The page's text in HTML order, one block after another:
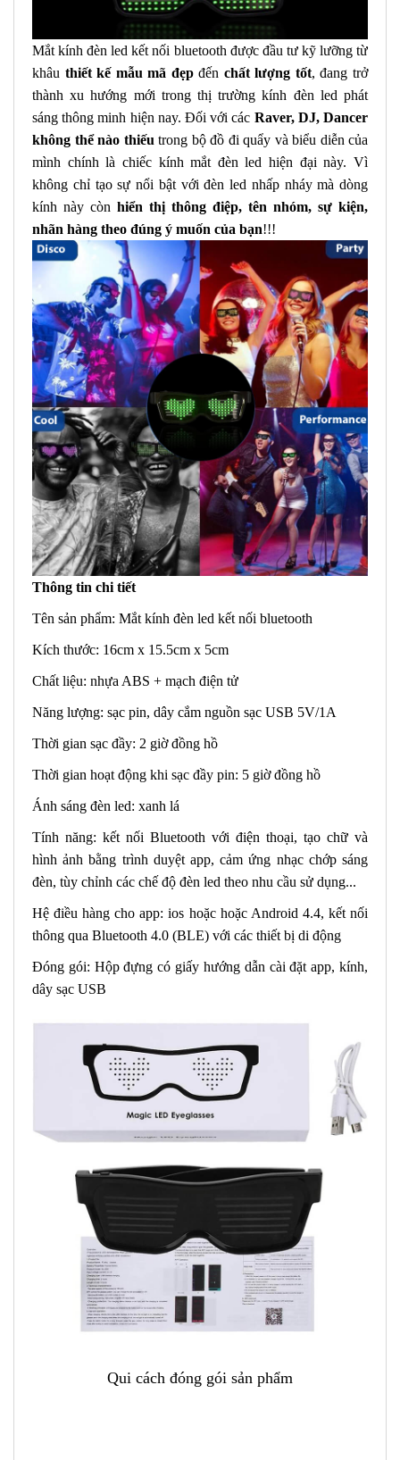
Mắt kính đèn led kết nối bluetooth được đầu tư kỹ lưỡng từ
khâu thiết kế mẫu mã đẹpđến chất lượng tốt, đang trở
thành xu hướng mới trong thị trườngkính đèn led phát
sáng thông minh hiện nay. Đối với các Raver, DJ, Dancer
không thể nào thiếu trong bộ đồ đi quẩy và biểu diễn của
mình chính là chiếc kính mắt đèn led hiện đại này. Vì
không chỉ tạo sự nổi bật với đèn led nhấp nháy mà dòng
kính này còn hiển thị thông điệp, tên nhóm, sự kiện,
nhãn hàng theo đúng ý muốn của bạn!!!
Thông tin chi tiết
Tên sản phẩm: Mắt kính đèn led kết nối bluetooth
Kích thước: 16cm x 15.5cm x 5cm
Chất liệu: nhựa ABS + mạch điện tử
Năng lượng: sạc pin, dây cắm nguồn sạc USB 5V/1A
Thời gian sạc đầy: 2 giờ đồng hồ
Thời gian hoạt động khi sạc đầy pin: 5 giờ đồng hồ
Ánh sáng đèn led: xanh lá
Tính năng: kết nối Bluetooth với điện thoại, tạo chữ và
hình ảnh bằng trình duyệt app, cảm ứng nhạc chớp sáng
đèn, tùy chỉnh các chế độ đèn led theo nhu cầu sử dụng...
Hệ điều hàng cho app: ios hoặc hoặc Android 4.4, kết nối
thông qua Bluetooth 4.0 (BLE) với các thiết bị di động
Đóng gói: Hộp đựng có giấy hướng dẫn cài đặt app, kính,
dây sạc USB
Qui cách đóng gói sản phẩm